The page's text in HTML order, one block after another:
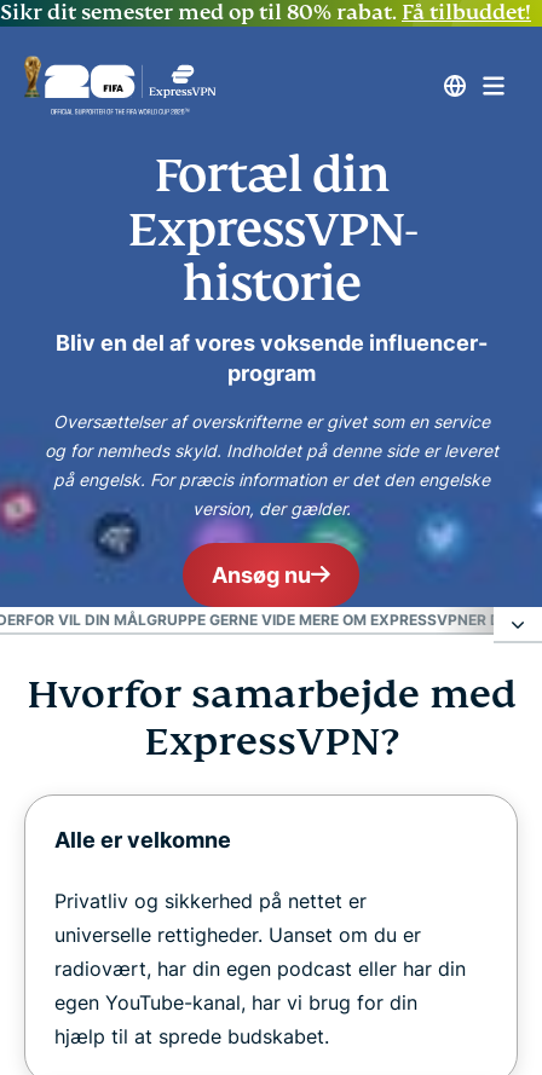
Sikr dit semester med op til 80% rabat. Få tilbuddet!
Fortæl din
ExpressVPN-
historie
Bliv en del af vores voksende influencer-
program
Oversættelser af overskrifterne er givet som en service
og for nemheds skyld. Indholdet på denne side er leveret
på engelsk. For præcis information er det den engelske
version, der gælder.
Ansøg nu
VIL DIN MÅLGRUPPE GERNE VIDE MERE OM EXPRESSVPNER DU
Hvorfor samarbejde med ExpressVPN?
Derfor vil din målgruppe gerne vide mere om
ExpressVPN
Hvorfor samarbejde med
ExpressVPN?
Alle er velkomne
Privatliv og sikkerhed på nettet er
universelle rettigheder. Uanset om du er
radiovært, har din egen podcast eller har din
egen YouTube-kanal, har vi brug for din
hjælp til at sprede budskabet.